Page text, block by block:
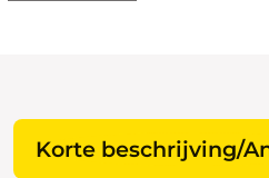
Korte beschrijving/